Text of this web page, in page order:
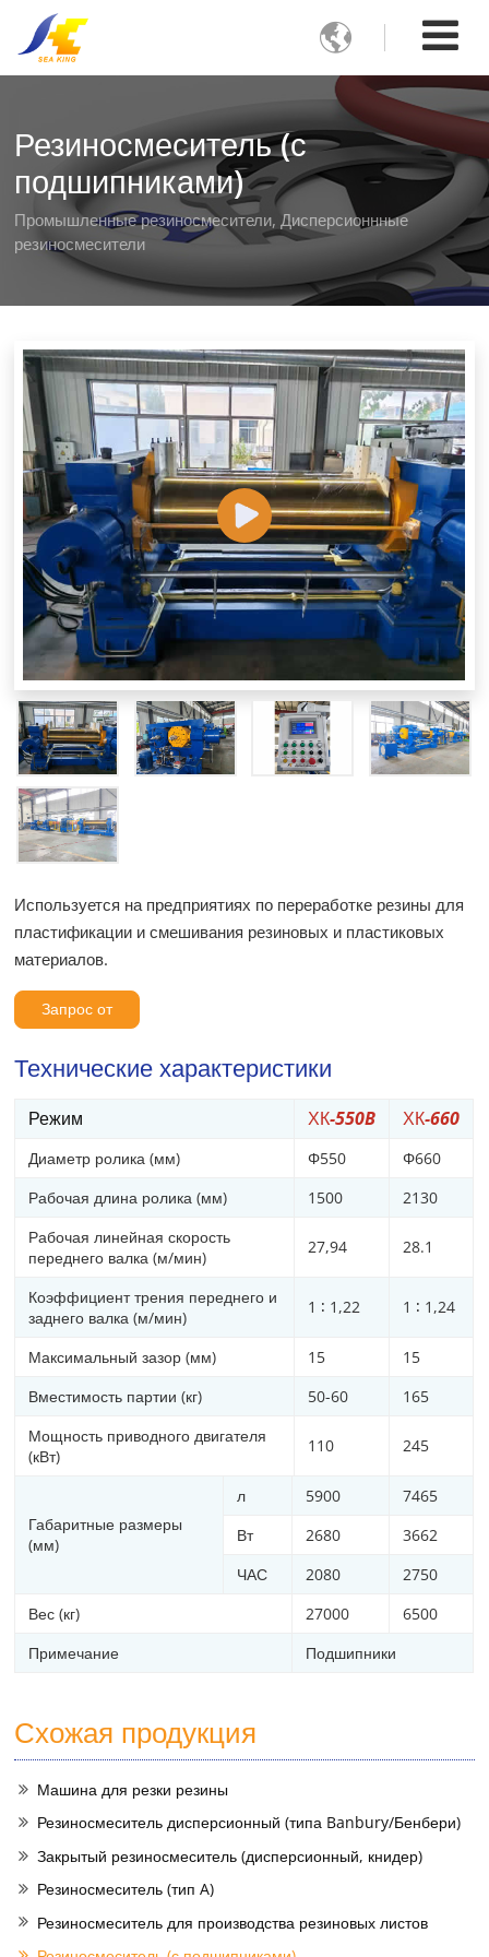

Резиносмеситель (с
подшипниками)
Промышленные резиносмесители, Дисперсионнные
резиносмесители
Используется на предприятиях по переработке резины для
пластификации и смешивания резиновых и пластиковых
материалов.
Запрос от
Технические характеристики
Режим ХК-550B ХК-660
Диаметр ролика (мм) Φ550
Φ660
Рабочая длина ролика (мм)
1500
2130
Рабочая линейная скорость
переднего валка (м/мин)
27,94 28.1
Коэффициент трения переднего и
заднего валка (м/мин)
1 ∶ 1,22 1 ∶ 1,24
Максимальный зазор (мм) 15
15
Вместимость партии (кг)
50-60
165
Мощность приводного двигателя
(кВт)
110 245
Габаритные размеры
(мм)
л 5900
7465
Вт
2680
3662
ЧАС
2080
2750
Вес (кг)
27000
6500
Примечание
Подшипники
Схожая продукция
Машина для резки резины
Резиносмеситель дисперсионный (типа Banbury/Бенбери)
Закрытый резиносмеситель (дисперсионный, книдер)
Резиносмеситель (тип A)
Резиносмеситель для производства резиновых листов